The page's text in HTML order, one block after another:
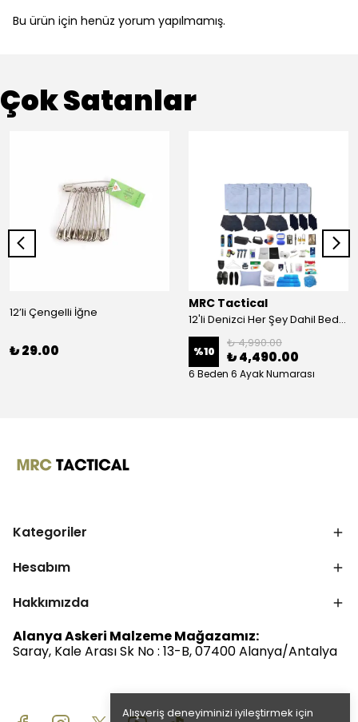
Alışveriş deneyiminizi iyileştirmek için
Bu ürün için henüz yorum yapılmamış.
Çok Satanlar
12’li Çengelli İğne
₺ 29.00
MRC Tactical
12'li Denizci Her Şey Dahil Bedelli Askerlik Seti
%10
₺ 4,990.00
₺ 4,490.00
6 Beden 6 Ayak Numarası
Kategoriler
Hesabım
Hakkımızda
Alanya Askeri Malzeme Mağazamız:
Saray, Kale Arası Sk No : 13-B, 07400 Alanya/Antalya